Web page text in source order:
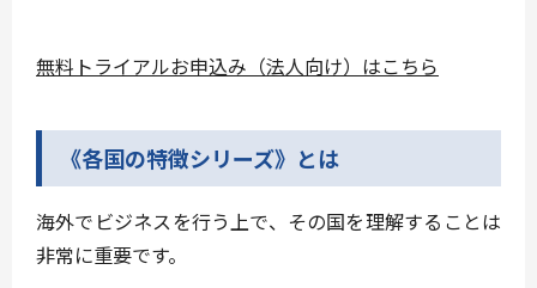
無料トライアルお申込み（法人向け）はこちら
《各国の特徴シリーズ》とは
海外でビジネスを行う上で、その国を理解することは
非常に重要です。